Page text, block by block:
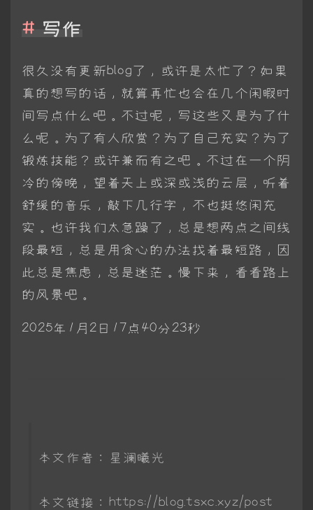
写作
很久没有更新blog了，或许是太忙了？如果
真的想写的话，就算再忙也会在几个闲暇时
间写点什么吧。不过呢，写这些又是为了什
么呢。为了有人欣赏？为了自己充实？为了
锻炼技能？或许兼而有之吧。不过在一个阴
冷的傍晚，望着天上或深或浅的云层，听着
舒缓的音乐，敲下几行字，不也挺悠闲充
实。也许我们太急躁了，总是想两点之间线
段最短，总是用贪心的办法找着最短路，因
此总是焦虑，总是迷茫。慢下来，看看路上
的风景吧。
2025年1月2日17点40分23秒
本文作者：星澜曦光
本文链接：https://blog.tsxc.xyz/post